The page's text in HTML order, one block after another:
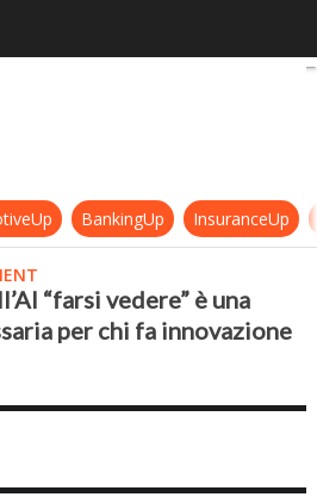
nell’era dell’AI “farsi
BankingUp InsuranceUp
“farsi vedere” è una
per chi fa innovazione